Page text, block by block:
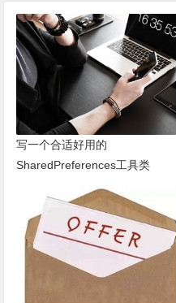
写一个合适好用的
SharedPreferences工具类